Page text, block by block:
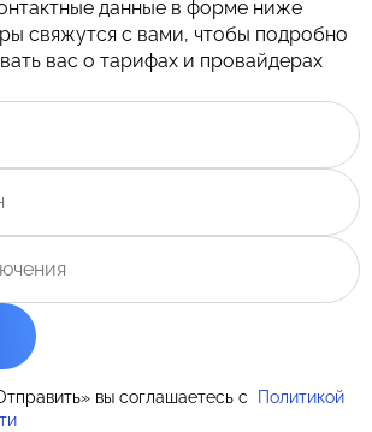
данные в форме ниже
свяжутся с вами, чтобы подробно
вас о тарифах и провайдерах
вы соглашаетесь с
Политикой